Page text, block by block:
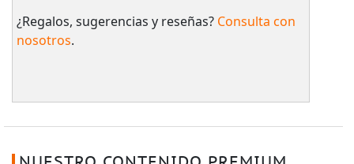
¿Regalos, sugerencias y reseñas? Consulta con
nosotros.